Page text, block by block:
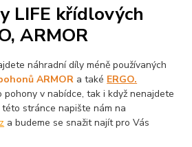
LIFE křídlových
ARMOR
náhradní díly méně používaných
ARMOR a také ERGO.
pohony v nabídce, tak i když nenajdete
stránce napište nám na
a budeme se snažit najít pro Vás